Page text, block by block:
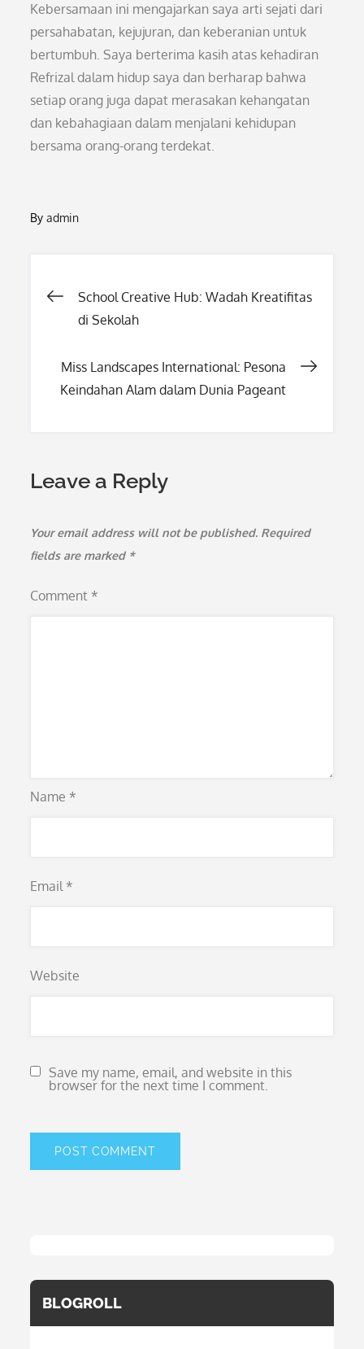
Kebersamaan ini mengajarkan saya arti sejati dari
persahabatan, kejujuran, dan keberanian untuk
bertumbuh. Saya berterima kasih atas kehadiran
Refrizal dalam hidup saya dan berharap bahwa
setiap orang juga dapat merasakan kehangatan
dan kebahagiaan dalam menjalani kehidupan
bersama orang-orang terdekat.
Byadmin
Post
School Creative Hub: Wadah Kreatifitas
di Sekolah
Miss Landscapes International: Pesona
Keindahan Alam dalam Dunia Pageant
Leave a Reply
Your email address will not be published. Required
fields are marked *
Comment *
Name *
Email *
Website
Save my name, email, and website in this
browser for the next time I comment.
BLOGROLL